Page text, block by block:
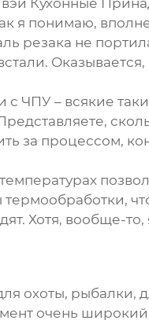
Кухонные
я понимаю,
резака не
Оказывается,
с ЧПУ – всякие
за процессом,
Хотя, вообще-то,
охоты, рыбалки,
очень